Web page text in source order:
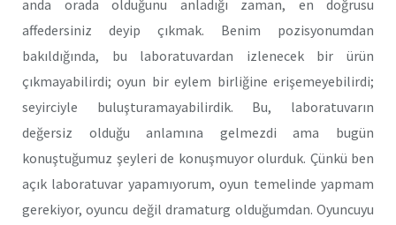
anda orada olduğunu anladığı zaman, en doğrusu
affedersiniz deyip çıkmak. Benim pozisyonumdan
bakıldığında, bu laboratuvardan izlenecek bir ürün
çıkmayabilirdi; oyun bir eylem birliğine erişemeyebilirdi;
seyirciyle buluşturamayabilirdik. Bu, laboratuvarın
değersiz olduğu anlamına gelmezdi ama bugün
konuştuğumuz şeyleri de konuşmuyor olurduk. Çünkü ben
açık laboratuvar yapamıyorum, oyun temelinde yapmam
gerekiyor, oyuncu değil dramaturg olduğumdan. Oyuncuyu